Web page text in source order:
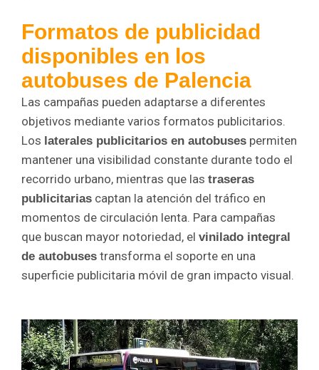
Formatos de publicidad
disponibles en los
autobuses de Palencia
Las campañas pueden adaptarse a diferentes
objetivos mediante varios formatos publicitarios.
Los laterales publicitarios en autobuses permiten
mantener una visibilidad constante durante todo el
recorrido urbano, mientras que las traseras
publicitarias captan la atención del tráfico en
momentos de circulación lenta. Para campañas
que buscan mayor notoriedad, el vinilado integral
de autobuses transforma el soporte en una
superficie publicitaria móvil de gran impacto visual.